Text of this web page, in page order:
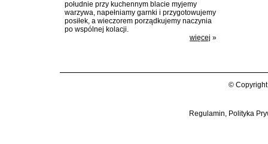
południe przy kuchennym blacie myjemy
warzywa, napełniamy garnki i przygotowujemy
posiłek, a wieczorem porządkujemy naczynia
po wspólnej kolacji.
więcej »
©
Regulamin, Polityka